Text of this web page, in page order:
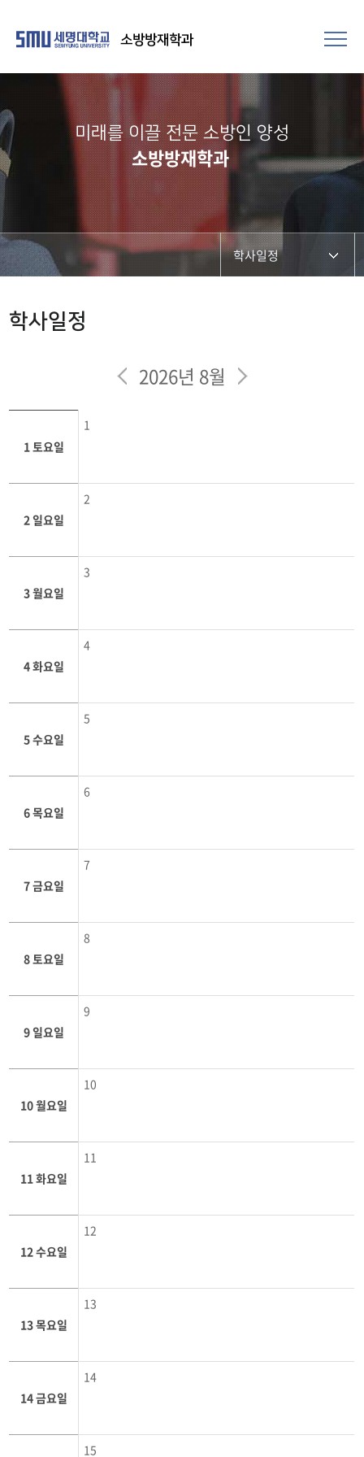
소방방재학과
미래를 이끌 전문 소방인 양성
소방방재학과
학사일정
학사일정
동아리
궁금합니다
학사일정
2026년 8월
1 토요일
1
2 일요일
2
3 월요일
3
4 화요일
4
5 수요일
5
6 목요일
6
7 금요일
7
8 토요일
8
9 일요일
9
10 월요일
10
11 화요일
11
12 수요일
12
13 목요일
13
14 금요일
14
15